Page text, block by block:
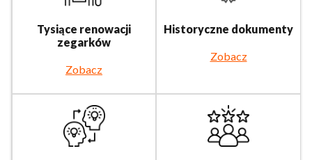
Tysiące renowacji
zegarków
Zobacz
Historyczne dokumenty
Zobacz